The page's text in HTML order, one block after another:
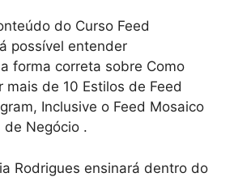
do Curso Feed
possível entender
forma correta sobre Como
mais de 10 Estilos de Feed
Inclusive o Feed Mosaico
de Negócio .
Rodrigues ensinará dentro do